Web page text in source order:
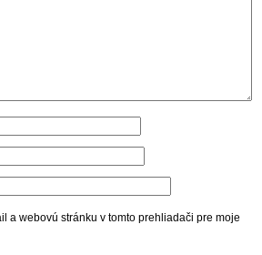
a webovú stránku v tomto prehliadači pre moje